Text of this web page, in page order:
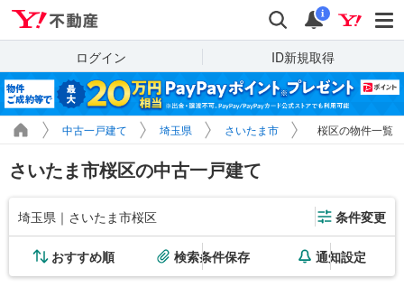
検索 通知
i
ログイン ID新規取得
中古一戸建て 埼玉県 さいたま市 桜区の物件一覧
さいたま市桜区の中古一戸建て
埼玉県｜さいたま市桜区 条件変更
おすすめ順 検索条件保存 通知設定